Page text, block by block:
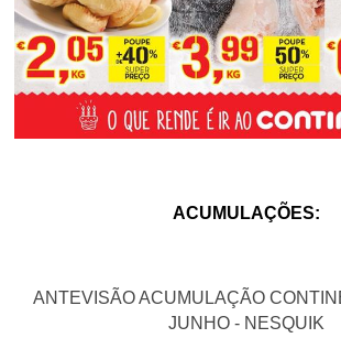
ACUMULAÇÕES:
ANTEVISÃO ACUMULAÇÃO
JUNHO - NESQUIK